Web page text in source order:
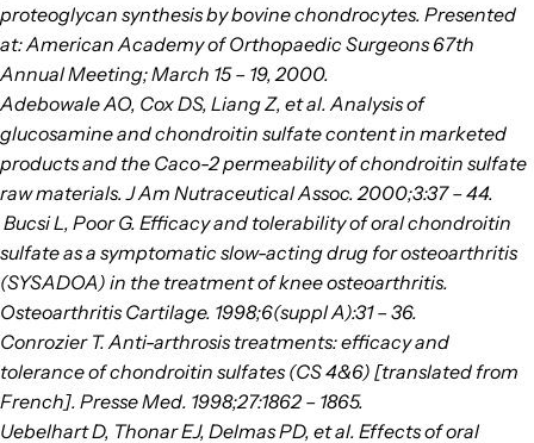
proteoglycan synthesis by bovine chondrocytes. Presented
at: American Academy of Orthopaedic Surgeons 67th
Annual Meeting; March 15 – 19, 2000.
Adebowale AO, Cox DS, Liang Z, et al. Analysis of
glucosamine and chondroitin sulfate content in marketed
products and the Caco-2 permeability of chondroitin sulfate
raw materials. J Am Nutraceutical Assoc. 2000;3:37 – 44.
Bucsi L, Poor G. Efficacy and tolerability of oral chondroitin
sulfate as a symptomatic slow-acting drug for osteoarthritis
(SYSADOA) in the treatment of knee osteoarthritis.
Osteoarthritis Cartilage. 1998;6(suppl A):31 – 36.
Conrozier T. Anti-arthrosis treatments: efficacy and
tolerance of chondroitin sulfates (CS 4&6) [translated from
French]. Presse Med. 1998;27:1862 – 1865.
Uebelhart D, Thonar EJ, Delmas PD, et al. Effects of oral